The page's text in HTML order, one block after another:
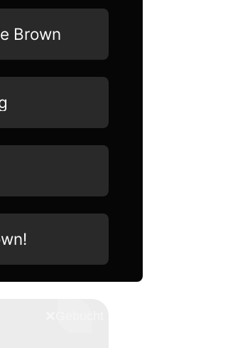
Brown